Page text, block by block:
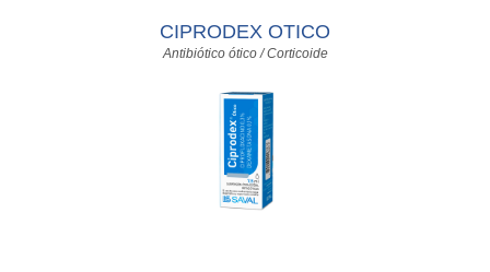
CIPRODEX OTICO
Antibiótico ótico / Corticoide